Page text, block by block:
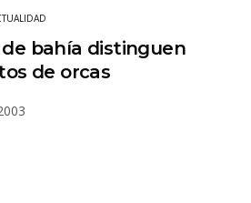
de bahía distinguen
de orcas